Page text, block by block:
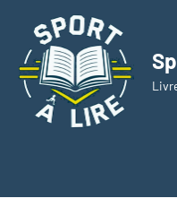
contenu